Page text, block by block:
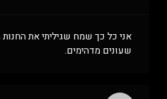
אני כל כך שמח שגיליתי את
שעונים מדהימים.